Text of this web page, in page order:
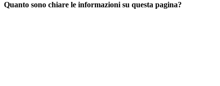
Quanto sono chiare le informazioni su questa pagina?